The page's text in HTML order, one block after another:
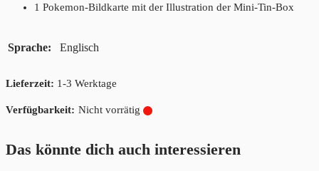
1 Pokemon-Bildkarte mit der Illustration der Mini-Tin-Box
Sprache Englisch
Lieferzeit: 1-3 Werktage
Nicht vorrätig
Das könnte dich auch interessieren